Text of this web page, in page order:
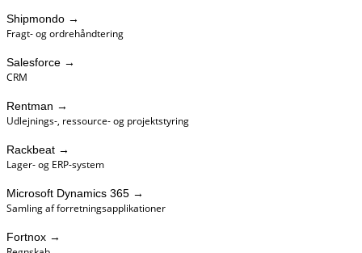
Shipmondo →
Fragt- og ordrehåndtering
Salesforce →
CRM
Rentman →
Udlejnings-, ressource- og projektstyring
Rackbeat →
Lager- og ERP-system
Microsoft Dynamics 365 →
Samling af forretningsapplikationer
Fortnox →